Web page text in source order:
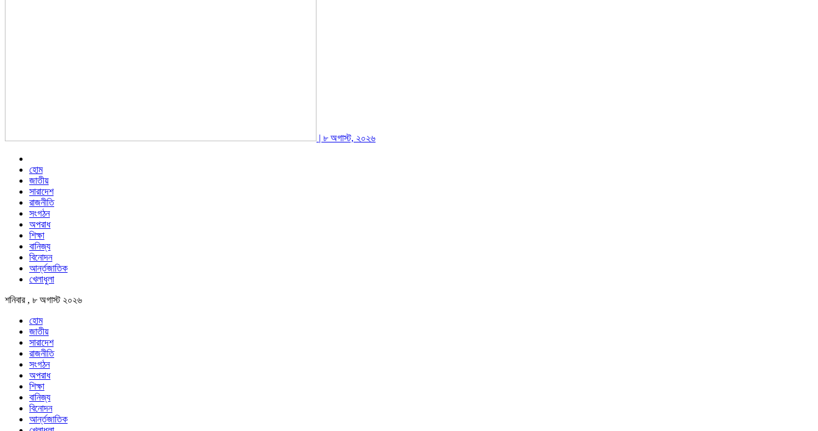
| ৮ অগাস্ট, ২০২৬
হোম
জাতীয়
সারাদেশ
রাজনীতি
সংগঠন
অপরাধ
শিক্ষা
বানিজ্য
বিনোদন
আর্ন্তজাতিক
খেলাধুলা
শনিবার , ৮ অগাস্ট ২০২৬
হোম
জাতীয়
সারাদেশ
রাজনীতি
সংগঠন
অপরাধ
শিক্ষা
বানিজ্য
বিনোদন
আর্ন্তজাতিক